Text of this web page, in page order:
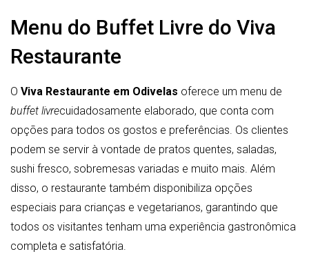
Menu do Buffet Livre do Viva
Restaurante
O Viva Restaurante em Odivelas oferece um menu de
buffet livrecuidadosamente elaborado, que conta com
opções para todos os gostos e preferências. Os clientes
podem se servir à vontade de pratos quentes, saladas,
sushi fresco, sobremesas variadas e muito mais. Além
disso, o restaurante também disponibiliza opções
especiais para crianças e vegetarianos, garantindo que
todos os visitantes tenham uma experiência gastronômica
completa e satisfatória.